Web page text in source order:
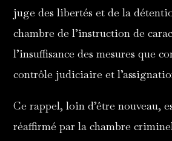
juge des libertés et de la
chambre de l’instruction de
l’insuffisance des mesures que
contrôle judiciaire et
Ce rappel, loin d’être nouveau,
réaffirmé par la chambre